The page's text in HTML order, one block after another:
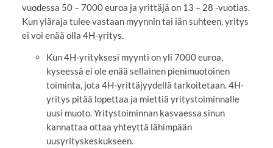
vuodessa 50 – 7000 euroa ja yrittäjä on 13 – 28 -vuotias.
Kun yläraja tulee vastaan myynnin tai iän suhteen, yritys
ei voi enää olla 4H-yritys.
Kun 4H-yrityksesi myynti on yli 7000 euroa,
kyseessä ei ole enää sellainen pienimuotoinen
toiminta, jota 4H-yrittäjyydellä tarkoitetaan. 4H-
yritys pitää lopettaa ja miettiä yritystoiminnalle
uusi muoto. Yritystoiminnan kasvaessa sinun
kannattaa ottaa yhteyttä lähimpään
uusyrityskeskukseen.